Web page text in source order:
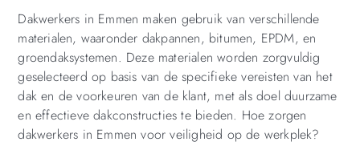
Dakwerkers in Emmen maken gebruik van verschillende
materialen, waaronder dakpannen, bitumen, EPDM, en
groendaksystemen. Deze materialen worden zorgvuldig
geselecteerd op basis van de specifieke vereisten van het
dak en de voorkeuren van de klant, met als doel duurzame
en effectieve dakconstructies te bieden. Hoe zorgen
dakwerkers in Emmen voor veiligheid op de werkplek?